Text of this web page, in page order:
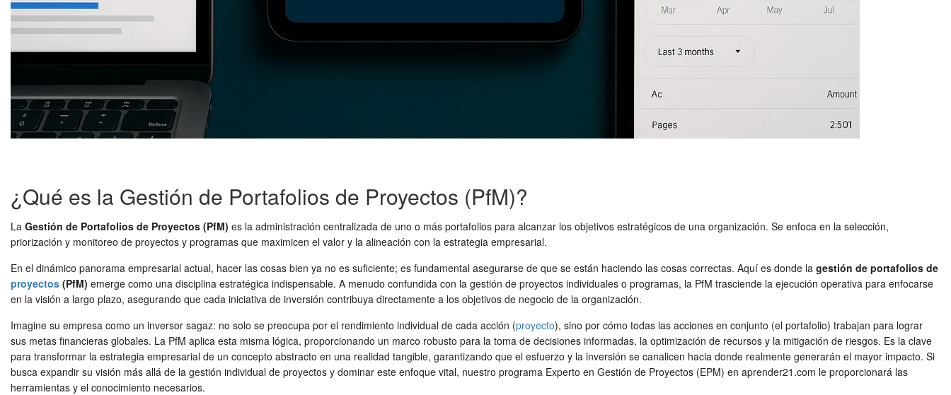
¿Qué es la Gestión de Portafolios de Proyectos (PfM)?
La Gestión de Portafolios de Proyectos (PfM) es la administración centralizada de uno o más portafolios para alcanzar los objetivos estratégicos de una organización. Se enfoca en la selección,
priorización y monitoreo de proyectos y programas que maximicen el valor y la alineación con la estrategia empresarial.
En el dinámico panorama empresarial actual, hacer las cosas bien ya no es suficiente; es fundamental asegurarse de que se están haciendo las cosas correctas. Aquí es donde la gestión de portafolios de
proyectos (PfM) emerge como una disciplina estratégica indispensable. A menudo confundida con la gestión de proyectos individuales o programas, la PfM trasciende la ejecución operativa para enfocarse
en la visión a largo plazo, asegurando que cada iniciativa de inversión contribuya directamente a los objetivos de negocio de la organización.
Imagine su empresa como un inversor sagaz: no solo se preocupa por el rendimiento individual de cada acción (proyecto), sino por cómo todas las acciones en conjunto (el portafolio) trabajan para lograr
sus metas financieras globales. La PfM aplica esta misma lógica, proporcionando un marco robusto para la toma de decisiones informadas, la optimización de recursos y la mitigación de riesgos. Es la clave
para transformar la estrategia empresarial de un concepto abstracto en una realidad tangible, garantizando que el esfuerzo y la inversión se canalicen hacia donde realmente generarán el mayor impacto. Si
busca expandir su visión más allá de la gestión individual de proyectos y dominar este enfoque vital, nuestro programa Experto en Gestión de Proyectos (EPM) en aprender21.com le proporcionará las
herramientas y el conocimiento necesarios.